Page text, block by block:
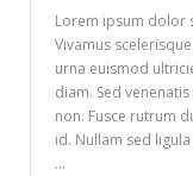
Lorem ipsum dolor
Vivamus
urna euismod
diam. Sed
non. Fusce rutrum
id. Nullam sed
…